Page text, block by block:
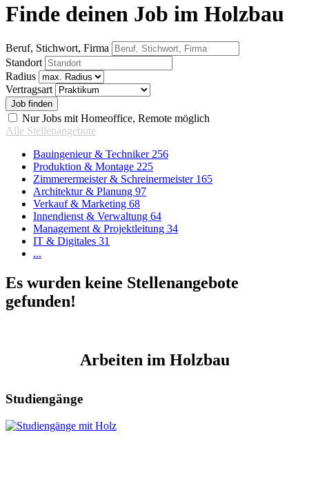
Finde deinen Job im Holzbau
Beruf, Stichwort, Firma
Standort
Radius
Vertragsart
Nur Jobs mit Homeoffice, Remote möglich
Alle Stellenangebote
Bauingenieur & Techniker 256
Produktion & Montage 225
Zimmerermeister & Schreinermeister 165
Architektur & Planung 97
Verkauf & Marketing 68
Innendienst & Verwaltung 64
Management & Projektleitung 34
IT & Digitales 31
...
Es wurden keine Stellenangebote
gefunden!
Arbeiten im Holzbau
Studiengänge